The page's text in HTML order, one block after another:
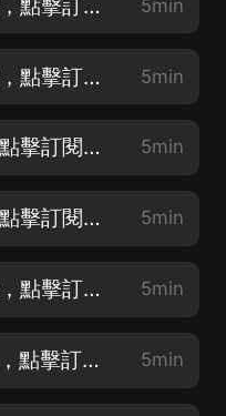
5min
203室凶宅 3【新品上架，點擊訂閱，月票送送吧】 5min
203室凶宅 4新品上架，點擊訂閱，月票送送吧】 5min
203室凶宅 5新品上架，點擊訂閱，月票送送吧】 5min
203室凶宅 6【新品上架，點擊訂閱，不漏聽哦】 5min
203室凶宅 7【新品上架，點擊訂閱，不漏聽哦】 5min